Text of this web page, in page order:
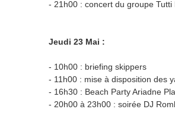
- 21h00 : concert du groupe Tutti
Jeudi 23 Mai :
- 10h00 : briefing skippers
- 11h00 : mise à disposition des
- 16h30 : Beach Party Ariadne
- 20h00 à 23h00 : soirée DJ